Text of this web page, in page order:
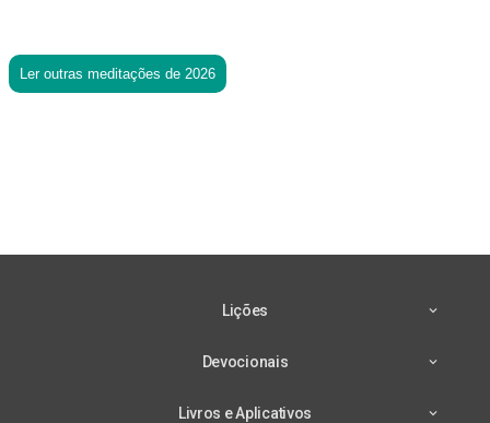
Ler outras meditações de 2026
Lições
Devocionais
Livros e Aplicativos